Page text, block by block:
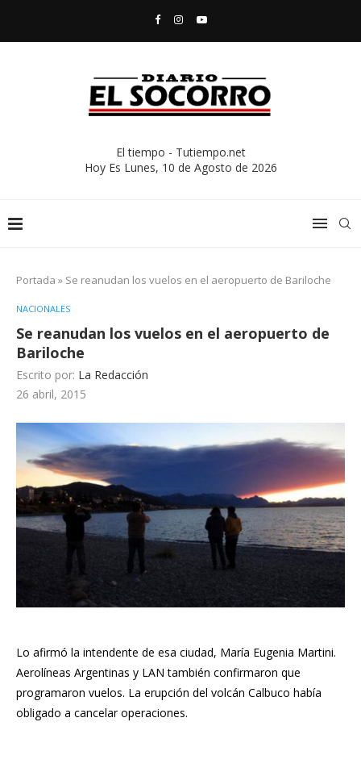
El tiempo - Tutiempo.net
Hoy Es Lunes, 10 de Agosto de 2026
Portada » Se reanudan los vuelos en el aeropuerto de Bariloche
NACIONALES
Se reanudan los vuelos en el aeropuerto de
Bariloche
Escrito por: La Redacción
26 abril, 2015
Lo afirmó la intendente de esa ciudad, María Eugenia Martini.
Aerolíneas Argentinas y LAN también confirmaron que
programaron vuelos. La erupción del volcán Calbuco había
obligado a cancelar operaciones.